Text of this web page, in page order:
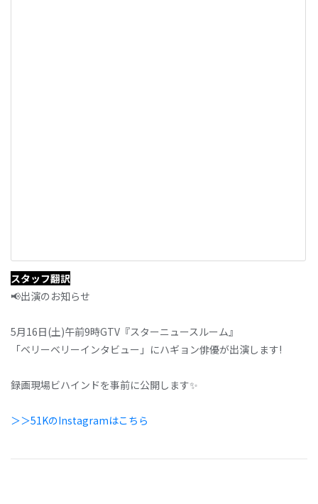
スタッフ翻訳
📢出演のお知らせ
5月16日(土)午前9時GTV『スターニュースルーム』
「ベリーベリーインタビュー」にハギョン俳優が出演します!
録画現場ビハインドを事前に公開します✨
＞＞51KのInstagramはこちら